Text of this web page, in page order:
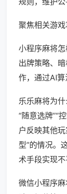
聚焦相关游戏
小程序麻将
出牌策略、
作，通过AI算
乐乐麻将为
“随意选牌”“
户反映其他
型”的情况。
术手段实现不
微信小程序